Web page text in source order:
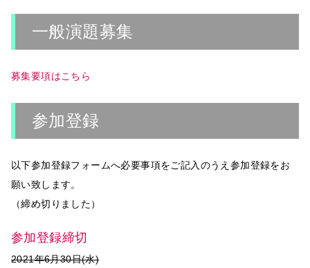
一般演題募集
募集要項はこちら
参加登録
以下参加登録フォームへ必要事項をご記入のうえ参加登録をお
願い致します。
（締め切りました）
参加登録締切
2021年6月30日(水)